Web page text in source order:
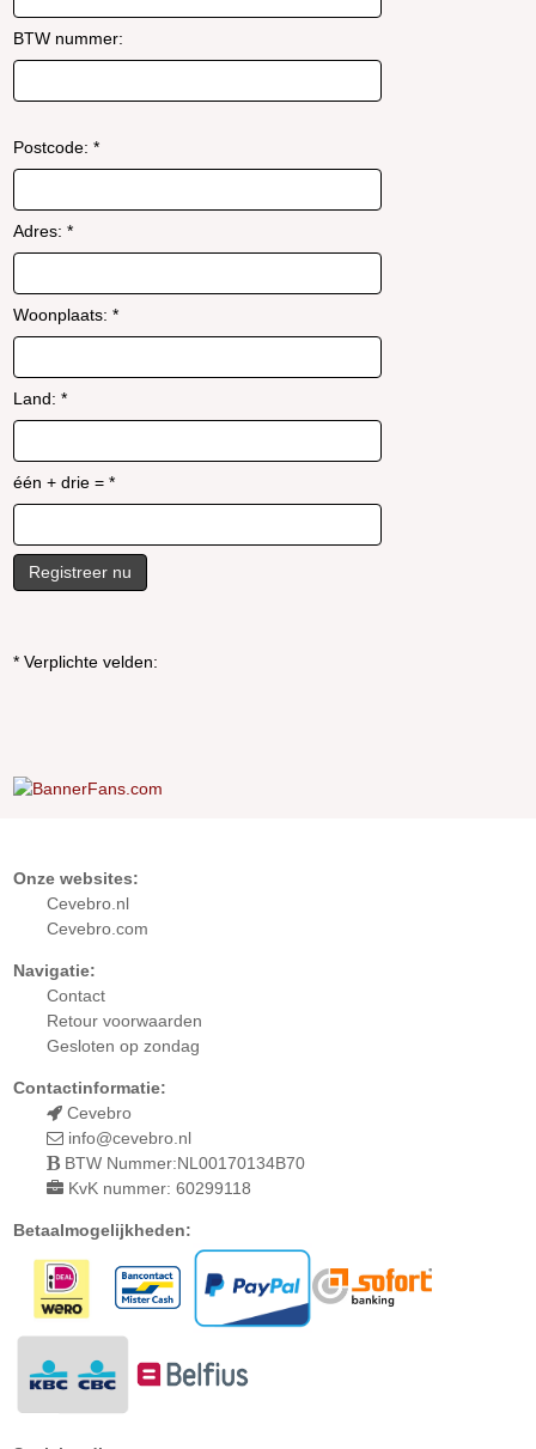
BTW nummer:
Postcode: *
Adres: *
Woonplaats: *
Land: *
één + drie = *
* Verplichte velden:
Onze websites:
Cevebro.nl
Cevebro.com
Navigatie:
Contact
Retour voorwaarden
Gesloten op zondag
Contactinformatie:
Cevebro
info@cevebro.nl
BTW Nummer:NL00170134B70
KvK nummer: 60299118
Betaalmogelijkheden: